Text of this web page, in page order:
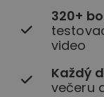
320+
video
Každý
večeru